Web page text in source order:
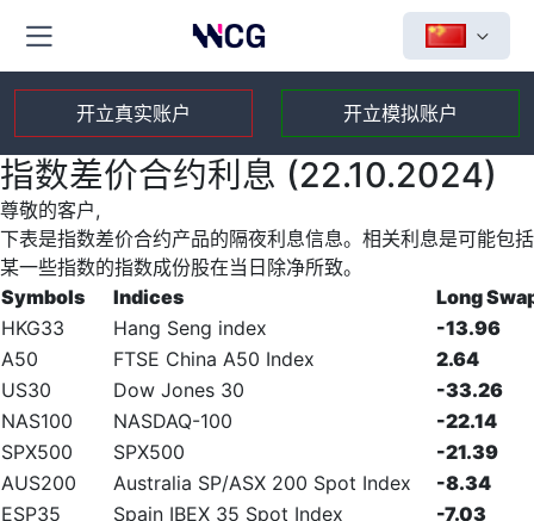
开立真实账户 开立模拟账户
指数差价合约利息 (22.10.2024)
尊敬的客户,
下表是指数差价合约产品的隔夜利息信息。相关利息是可能包括
某一些指数的指数成份股在当日除净所致。
Symbols
Indices
Long
HKG33
Hang Seng index
-13.96
A50
FTSE China A50 Index
2.64
US30
Dow Jones 30
-33.26
NAS100
NASDAQ-100
-22.14
SPX500
SPX500
-21.39
AUS200
Australia SP/ASX 200 Spot Index
-8.34
ESP35
Spain IBEX 35 Spot Index
-7.03